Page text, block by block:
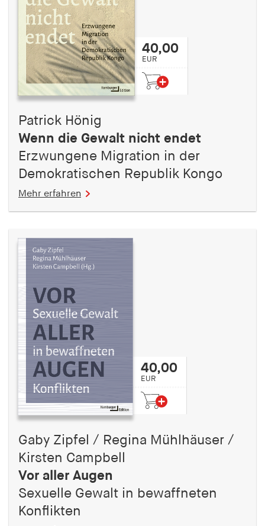
40,00
EUR
Patrick Hönig
Wenn die Gewalt nicht endet
Erzwungene Migration in der
Demokratischen Republik Kongo
Mehr erfahren
40,00
EUR
Gaby Zipfel / Regina Mühlhäuser /
Kirsten Campbell
Vor aller Augen
Sexuelle Gewalt in bewaffneten
Konflikten